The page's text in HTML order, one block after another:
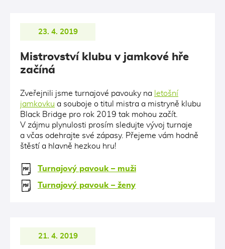
23. 4. 2019
Mistrovství klubu v jamkové hře
začíná
Zveřejnili jsme turnajové pavouky na letošní
jamkovku a souboje o titul mistra a mistryně klubu
Black Bridge pro rok 2019 tak mohou začít.
V zájmu plynulosti prosím sledujte vývoj turnaje
a včas odehrajte své zápasy. Přejeme vám hodně
štěstí a hlavně hezkou hru!
Turnajový pavouk – muži
Turnajový pavouk – ženy
21. 4. 2019